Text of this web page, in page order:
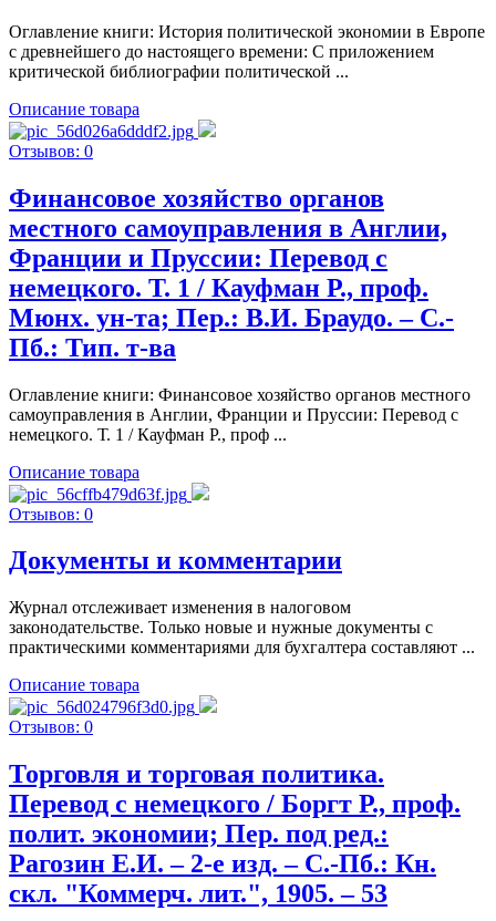
Оглавление книги: История политической экономии в Европе
с древнейшего до настоящего времени: С приложением
критической библиографии политической ...
Описание товара
Отзывов: 0
Финансовое хозяйство органов
местного самоуправления в Англии,
Франции и Пруссии: Перевод с
немецкого. Т. 1 / Кауфман Р., проф.
Мюнх. ун-та; Пер.: В.И. Браудо. – С.-
Пб.: Тип. т-ва
Оглавление книги: Финансовое хозяйство органов местного
самоуправления в Англии, Франции и Пруссии: Перевод с
немецкого. Т. 1 / Кауфман Р., проф ...
Описание товара
Отзывов: 0
Документы и комментарии
Журнал отслеживает изменения в налоговом
законодательстве. Только новые и нужные документы с
практическими комментариями для бухгалтера составляют ...
Описание товара
Отзывов: 0
Торговля и торговая политика.
Перевод с немецкого / Боргт Р., проф.
полит. экономии; Пер. под ред.:
Рагозин Е.И. – 2-е изд. – С.-Пб.: Кн.
скл. "Коммерч. лит.", 1905. – 53